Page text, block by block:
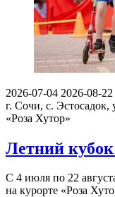
2026-07-04 2026-08-22
г. Сочи, с.
«Роза Хутор»
Летний
С 4 июля по 22
на курорте «Роза